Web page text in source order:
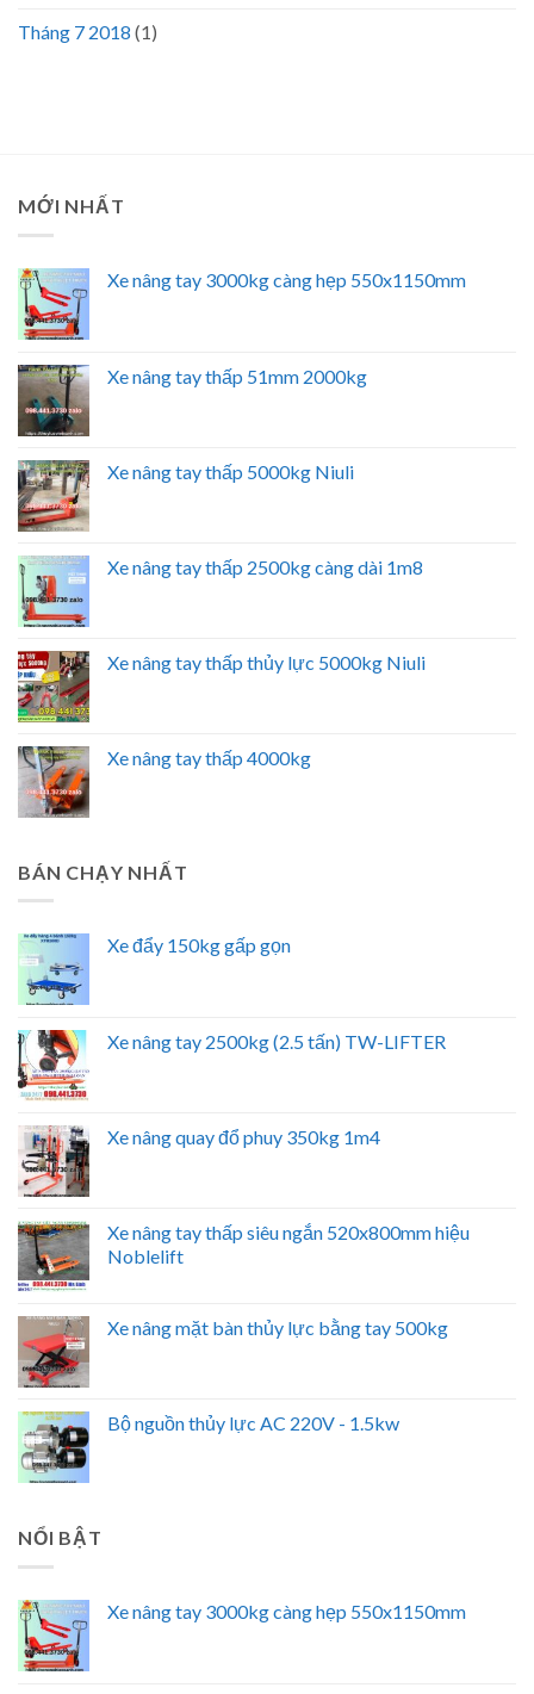
Tháng 7 2018 (1)
MỚI NHẤT
Xe nâng tay 3000kg càng hẹp 550x1150mm
Xe nâng tay thấp 51mm 2000kg
Xe nâng tay thấp 5000kg Niuli
Xe nâng tay thấp 2500kg càng dài 1m8
Xe nâng tay thấp thủy lực 5000kg Niuli
Xe nâng tay thấp 4000kg
BÁN CHẠY NHẤT
Xe đẩy 150kg gấp gọn
Xe nâng tay 2500kg (2.5 tấn) TW-LIFTER
Xe nâng quay đổ phuy 350kg 1m4
Xe nâng tay thấp siêu ngắn 520x800mm hiệu
Noblelift
Xe nâng mặt bàn thủy lực bằng tay 500kg
Bộ nguồn thủy lực AC 220V - 1.5kw
NỔI BẬT
Xe nâng tay 3000kg càng hẹp 550x1150mm